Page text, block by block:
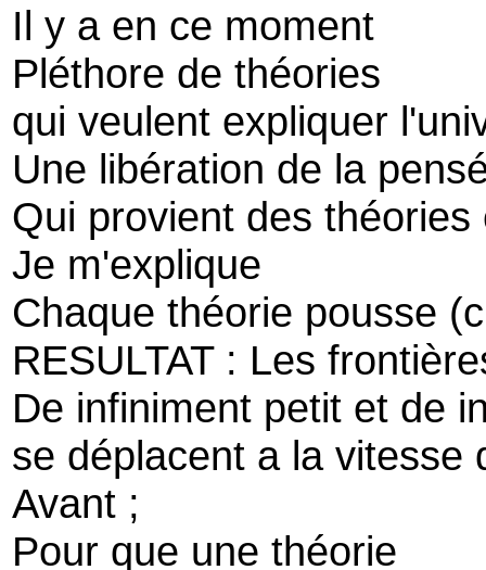
Il y a en ce moment
Pléthore de théories
qui veulent expliquer
Une libération de la
Qui provient des théories
Je m'explique
Chaque théorie pousse
RESULTAT : Les
De infiniment petit et de
se déplacent a la vitesse
Avant ;
Pour que une théorie